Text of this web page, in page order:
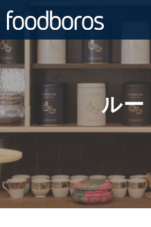
Skip
to
content
ルー